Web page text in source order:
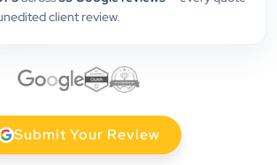
client review.
Submit Your Review
Center. Their team created a
us with prompt, reliable service. They
marketing and communicate
every stage. We highly
for website development and